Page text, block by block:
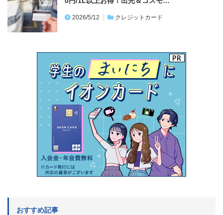
2026/5/12 クレジットカード
おすすめ記事